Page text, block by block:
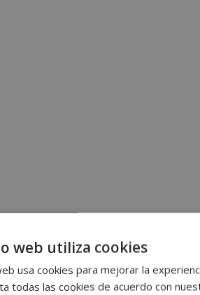
web utiliza cookies
usa cookies para mejorar la
todas las cookies de acuerdo con